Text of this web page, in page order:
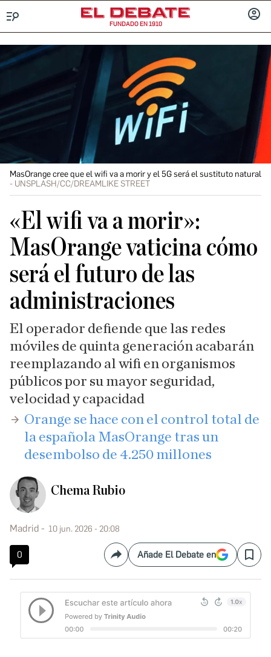
FUNDADO EN 1910
MasOrange cree que el wifi va a morir y el 5G será el sustituto natural
UNSPLASH/CC/DREAMLIKE STREET
«El wifi va a morir»:
MasOrange vaticina cómo
será el futuro de las
administraciones
El operador defiende que las redes
móviles de quinta generación acabarán
reemplazando al wifi en organismos
públicos por su mayor seguridad,
velocidad y capacidad
Orange se hace con el control total de
la española MasOrange tras un
desembolso de 4.250 millones
Chema Rubio
Madrid 10 jun. 2026 - 20:08
0 CompartirAñade El Debate en Save